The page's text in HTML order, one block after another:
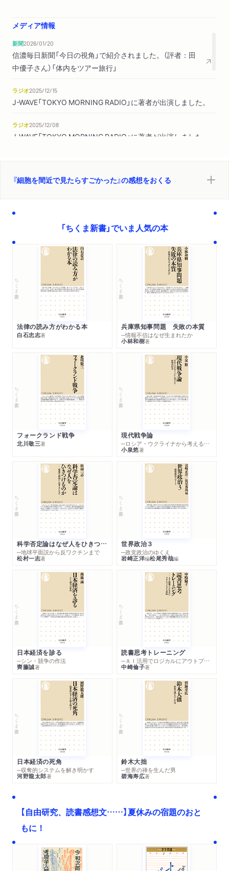
ド」
私たちの身体は、スーツケース？／うす～く広がる胸膜・腹膜
第２章 吸って吐いて「風かおる 呼吸器ツアー」
２．死の交差点、誤嚥というリスク
３．０・５秒間の口腔チームプレー
４．呼吸器ツアーは、左右へ自由行動
５．23回も分岐が！ 迷わないで行けるかしら？
９．肺胞がのりづけされるCOVID-19肺炎
オプショナルツアー２：自由に動かせる「骨格筋ワイルドツア
内臓の反対語は？／インナーマッスルを鍛えるおしゃべり病理
医／しましま模様が特徴の「骨格筋」／骨格筋一つひとつがマッ
コラム２： 病気のことわりを知る学問「病理学」
第３章 溜まったら出す「水の都 泌尿器ツアー」
１．男女でだいぶ長さの違う「尿道」
３．腎臓と膀胱をつなぐ丈夫なチューブ「尿管」
４．左右の大きな万能ソラマメ「腎臓」
５．急降下と急上昇を繰り返す、絶叫コースター「腎臓の機能単
位：ネフロン」
６．ミクロな未開拓地球「糸球体」
７．絶叫コースターの主経路、尿細管
オプショナルツアー３：産毛の生える平原「皮膚ガイド」
私という存在をまるっと包む人体最大の臓器「皮膚」／皮膚、そ
のテッペキの構造／平原の一部にふたつの丘が！「乳腺のひみ
コラム３： もうひとりの主治医「病理医」
第４章 ドライブしませんか？「からだ交通網、循環器ツアー」
１．壊れたパイプの修復方法
３．ドキドキの力はどこから？
４．４つの部屋と扉、戸締りが重要
５．エレキな心臓、漏電や断線に要注意
６．錆びる動脈
７．血管建築のポイントは太さと構造
８． 血液ダダ漏れ？ 穴ぼこだらけの血管もある？
９．もうひとつの交通網、リンパ管
オプショナルツアー４：ふたこぶの美しい丘「ときめき乳腺ガイ
母乳をつくるぶどうの房？／伸縮自在のぶどうの実？
第５章 これぞサバイバルツアー「免疫サファリパーク」
１．どんなバイキンで旅します？
２．たくさんの白血球
３．食べたら死んじゃう好中球
５．フットワークの軽いもうひとりの食細胞「樹状細胞」
６．樹状細胞とヘルパーT細胞、素敵な出会い
７．お互い励まし合う免疫担当細胞たち
９．ナチュラルに殺し屋（！）の細胞
10．樹状細胞、再び走る
メディア情報
新聞2026/01/20
信濃毎日新聞「今日の視角」で紹介されました。（評者：田
中優子さん）「体内をツアー旅行」
ラジオ2025/12/15
J-WAVE「TOKYO MORNING RADIO」に著者が出演しました。
ラジオ2025/12/08
J-WAVE「TOKYO MORNING RADIO」に著者が出演しました。
（評者：竹内薫さん）「からだの中を旅行しよう」
遊刊エディストで紹介されました。「小倉加奈子さん新刊
『まぢすご』は何が「すごかった」？ 特製しおり付で販売決
定」
Medit Labで紹介されました。「おしゃべり病理医の最新
刊」
『細胞を間近で見たらすごかった』の感想をおくる
「ちくま新書」でいま人気の本
ちくま新書
法律の読み方がわかる本
白石忠志著
ちくま新書
兵庫県知事問題 失敗の本質
─情報不信はなぜ生まれたか
小林和樹著
ちくま新書
フォークランド戦争
北川敬三著
ちくま新書
現代戦争論
─ロシア・ウクライナから考える世界の行方
小泉悠著
ちくま新書
科学否定論はなぜ人をひきつけるのか
─地球平面説から反ワクチンまで
松村一志著
ちくま新書
世界政治３
─政党政治のゆくえ
岩崎正洋編松尾秀哉編
ちくま新書
日本経済を診る
─シン・競争の作法
齊藤誠著
ちくま新書
読書思考トレーニング
─ＡＩ活用でロジカルにアウトプットする技法
中崎倫子著
ちくま新書
日本経済の死角
─収奪的システムを解き明かす
河野龍太郎著
ちくま新書
鈴木大拙
─世界の禅を生んだ男
碧海寿広著
【自由研究、読書感想文……】夏休みの宿題のおと
もに！